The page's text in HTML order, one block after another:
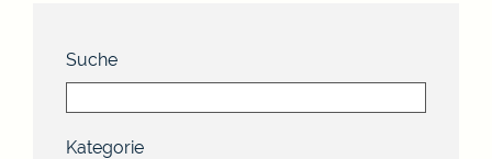
Suche
Kategorie